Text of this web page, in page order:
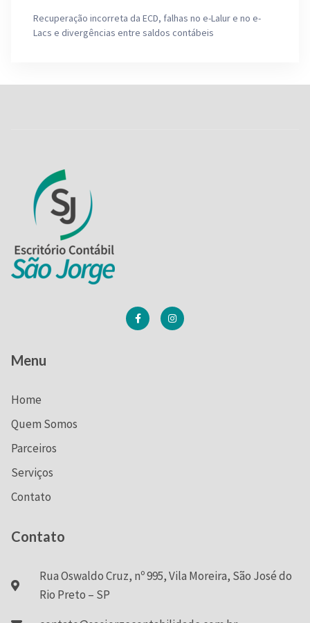
Recuperação incorreta da ECD, falhas no e-Lalur e no e-
Lacs e divergências entre saldos contábeis
Menu
Home
Quem Somos
Parceiros
Serviços
Contato
Contato
Rua Oswaldo Cruz, nº 995, Vila Moreira, São José do
Rio Preto – SP